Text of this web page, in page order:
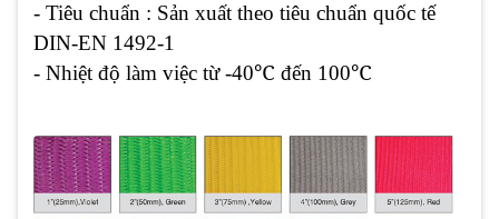
- Tiêu chuẩn : Sản xuất theo tiêu chuẩn quốc tế
DIN-EN 1492-1
- Nhiệt độ làm việc từ -40℃ đến 100℃